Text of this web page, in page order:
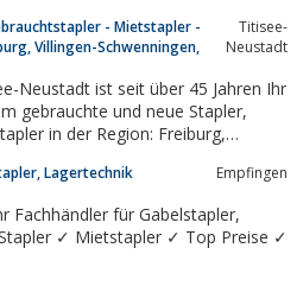
- Mietstapler -
Villingen-Schwenningen,
Titisee-
Neustadt
Neustadt ist seit über 45 Jahren Ihr
gebrauchte und neue Stapler,
in der Region: Freiburg,
Gabelstapler, Merlo
Lagertechnik
Empfingen
Fachhändler für Gabelstapler,
✓ Mietstapler ✓ Top Preise ✓